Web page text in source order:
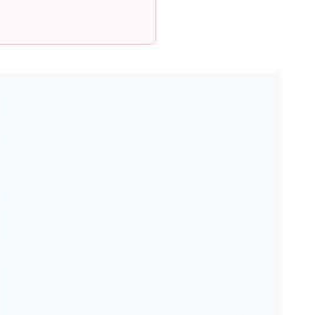
アする
トする
で送る